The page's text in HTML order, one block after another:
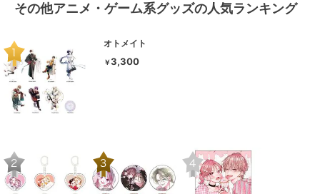
その他アニメ・ゲーム系グッズの人気ランキング
オトメイト
￥3,300